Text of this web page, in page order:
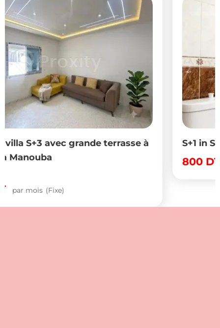
à S+1 in Sahloul ideal for one person
800